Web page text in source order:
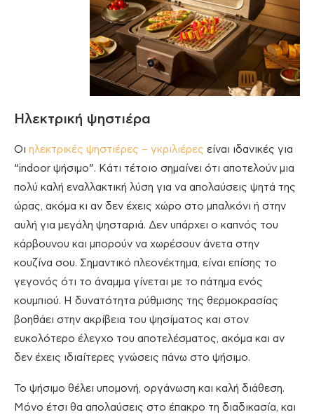
Ηλεκτρική ψηστιέρα
Οι ηλεκτρικές ψηστιέρες – γκριλιέρες είναι ιδανικές για
“indoor ψήσιμο”. Κάτι τέτοιο σημαίνει ότι αποτελούν μια
πολύ καλή εναλλακτική λύση για να απολαύσεις ψητά της
ώρας, ακόμα κι αν δεν έχεις χώρο στο μπαλκόνι ή στην
αυλή για μεγάλη ψησταριά. Δεν υπάρχει ο καπνός του
κάρβουνου και μπορούν να χωρέσουν άνετα στην
κουζίνα σου. Σημαντικό πλεονέκτημα, είναι επίσης το
γεγονός ότι το άναμμα γίνεται με το πάτημα ενός
κουμπιού. Η δυνατότητα ρύθμισης της θερμοκρασίας
βοηθάει στην ακρίβεια του ψησίματος και στον
ευκολότερο έλεγχο του αποτελέσματος, ακόμα και αν
δεν έχεις ιδιαίτερες γνώσεις πάνω στο ψήσιμο.
Το ψήσιμο θέλει υπομονή, οργάνωση και καλή διάθεση.
Μόνο έτσι θα απολαύσεις στο έπακρο τη διαδικασία, και